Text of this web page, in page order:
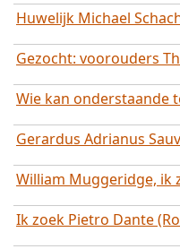
opgelost
Huwelijk Michael
Gezocht: voorouders
Wie kan onderstaande
Gerardus Adrianus
William Muggeridge, ik
Ik zoek Pietro Dante